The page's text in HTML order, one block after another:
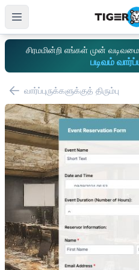
சிரமமின்றி எங்கள் முன்
படிவம்
வார்ப்புருக்களுக்குத் திரும்பு